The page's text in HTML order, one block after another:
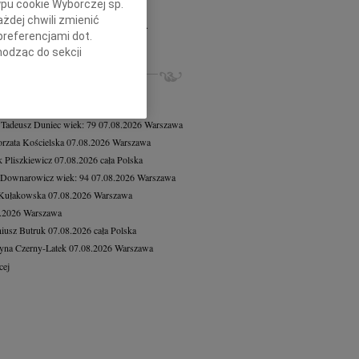
Pfeiffer22.06.2026Poznań
żalem zawiadamiamy, że dnia 7...
Duniecwiek: 7907.08.2026Warszawa
Kościelska07.08.2026Warszawa
Pliszkiewicz07.08.2026cała Polska
wiek: 9407.08.2026Warszawa
07.08.2026Warszawa
Warszawa
Butruk 07.08.2026cała Polska
Czerny-Latek 07.08.2026Warszawa
cookie Wyborczej sp.
chwili zmienić
dot.
do sekcji
przeglądarki.
identyfikacji.
pomiar reklam i